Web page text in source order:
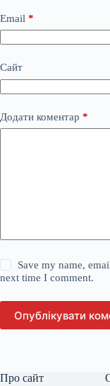
Email *
Сайт
Додати коментар *
Save my name,
next time I comment.
Опублікувати
Про сайт